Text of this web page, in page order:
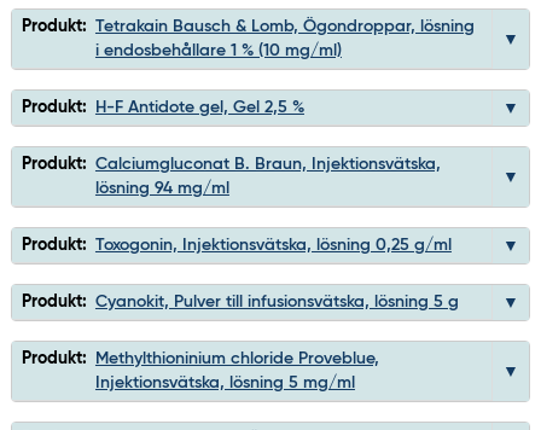
Produkt: Tetrakain Bausch & Lomb, Ögondroppar, lösning
i endosbehållare 1 % (10 mg/ml)
Produkt: H-F Antidote gel, Gel 2,5 %
Produkt: Calciumgluconat B. Braun, Injektionsvätska,
lösning 94 mg/ml
Produkt: Toxogonin, Injektionsvätska, lösning 0,25 g/ml
Produkt: Cyanokit, Pulver till infusionsvätska, lösning 5 g
Produkt:
Methylthioninium chloride Proveblue,
Injektionsvätska, lösning 5 mg/ml